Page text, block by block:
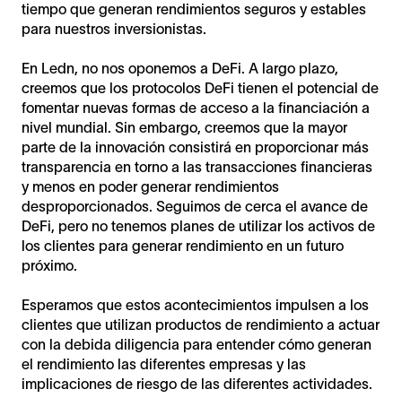
tiempo que generan rendimientos seguros y estables
para nuestros inversionistas.
En Ledn, no nos oponemos a DeFi. A largo plazo,
creemos que los protocolos DeFi tienen el potencial de
fomentar nuevas formas de acceso a la financiación a
nivel mundial. Sin embargo, creemos que la mayor
parte de la innovación consistirá en proporcionar más
transparencia en torno a las transacciones financieras
y menos en poder generar rendimientos
desproporcionados. Seguimos de cerca el avance de
DeFi, pero no tenemos planes de utilizar los activos de
los clientes para generar rendimiento en un futuro
próximo.
Esperamos que estos acontecimientos impulsen a los
clientes que utilizan productos de rendimiento a actuar
con la debida diligencia para entender cómo generan
el rendimiento las diferentes empresas y las
implicaciones de riesgo de las diferentes actividades.